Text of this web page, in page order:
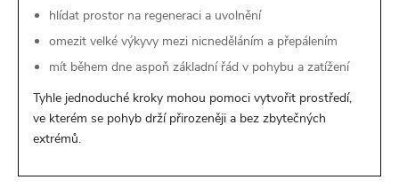
hlídat prostor na regeneraci a uvolnění
omezit velké výkyvy mezi nicneděláním a přepálením
mít během dne aspoň základní řád v pohybu a zatížení
Tyhle jednoduché kroky mohou pomoci vytvořit prostředí,
ve kterém se pohyb drží přirozeněji a bez zbytečných
extrémů.